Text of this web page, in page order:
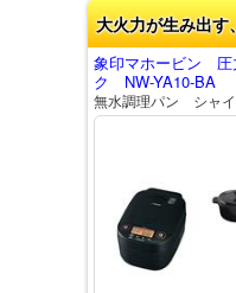
大火力が生み出
象印マホービン
ク NW-YA10-BA
無水調理パン シャイ